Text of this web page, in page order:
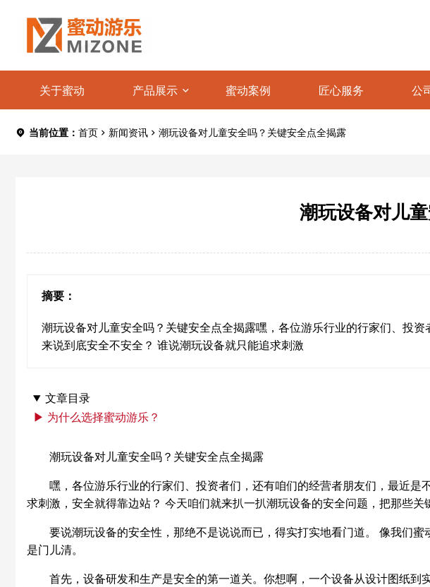
关于蜜动 产品展示 蜜动案例 匠心服务 公
当前位置： 首页 新闻资讯 潮玩设备对儿童安全吗？关键安全点全揭露
潮玩设备对儿
摘要：
潮玩设备对儿童安全吗？关键安全点全揭露嘿，各位游乐行业的行家们、投
来说到底安全不安全？ 谁说潮玩设备就只能追求刺激
文章目录
▶ 为什么选择蜜动游乐？
潮玩设备对儿童安全吗？关键安全点全揭露
嘿，各位游乐行业的行家们、投资者们，还有咱们的经营者朋友们，最近
求刺激，安全就得靠边站？ 今天咱们就来扒一扒潮玩设备的安全问题，把那些关
要说潮玩设备的安全性，那绝不是说说而已，得实打实地看门道。 像我们
是门儿清。
首先，设备研发和生产是安全的第一道关。你想啊，一个设备从设计图纸